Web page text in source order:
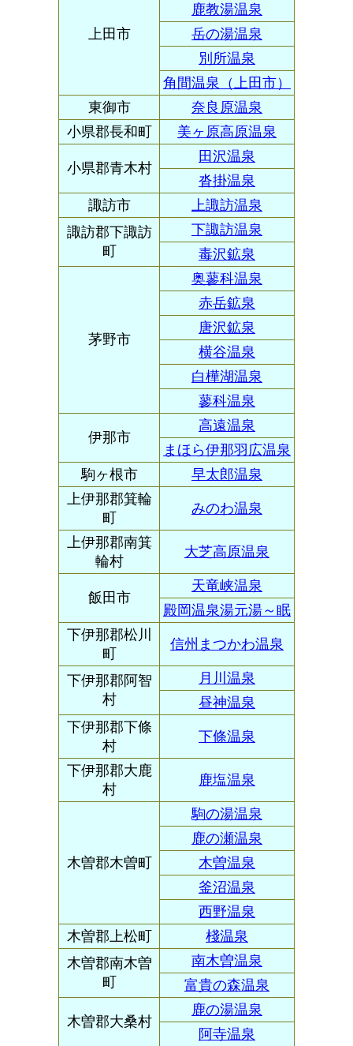
上田市
鹿教湯温泉
岳の湯温泉
別所温泉
角間温泉（上田市）
東御市
奈良原温泉
小県郡長和町
美ヶ原高原温泉
小県郡青木村
田沢温泉
沓掛温泉
諏訪市
上諏訪温泉
諏訪郡下諏訪
町
下諏訪温泉
毒沢鉱泉
茅野市
奥蓼科温泉
赤岳鉱泉
唐沢鉱泉
横谷温泉
白樺湖温泉
蓼科温泉
伊那市
高遠温泉
まほら伊那羽広温泉
駒ヶ根市
早太郎温泉
上伊那郡箕輪
町
みのわ温泉
上伊那郡南箕
輪村
大芝高原温泉
飯田市
天竜峡温泉
殿岡温泉湯元湯～眠
下伊那郡松川
町
信州まつかわ温泉
下伊那郡阿智
村
月川温泉
昼神温泉
下伊那郡下條
村
下條温泉
下伊那郡大鹿
村
鹿塩温泉
木曽郡木曽町
駒の湯温泉
鹿の瀬温泉
木曽温泉
釜沼温泉
西野温泉
木曽郡上松町
棧温泉
木曽郡南木曽
町
南木曽温泉
富貴の森温泉
木曽郡大桑村
鹿の湯温泉
阿寺温泉